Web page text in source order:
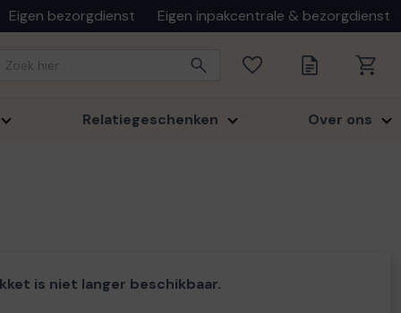
Eigen bezorgdienst Eigen inpakcentrale & bezorgdienst
Relatiegeschenken Over ons
is niet langer beschikbaar.